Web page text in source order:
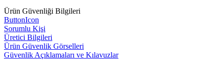
Ürün Güvenliği Bilgileri
ButtonIcon
Sorumlu Kişi
Üretici Bilgileri
Ürün Güvenlik Görselleri
Güvenlik Açıklamaları ve Kılavuzlar